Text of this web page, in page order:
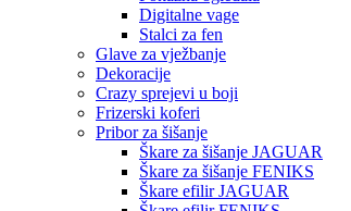
Digitalne vage
Stalci za fen
Glave za vježbanje
Dekoracije
Crazy sprejevi u boji
Frizerski koferi
Pribor za šišanje
Škare za šišanje JAGUAR
Škare za šišanje FENIKS
Škare efilir JAGUAR